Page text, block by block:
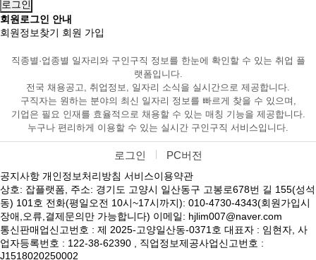
회원로그인 안내
회원정보찾기 회원 가입
직종별·업종별 일자리와 구인구직 정보를 한눈에 확인할 수 있는 취업 플
랫폼입니다.
전국 채용공고, 취업정보, 일자리 소식을 실시간으로 제공합니다.
구직자는 원하는 분야의 최신 일자리 정보를 빠르게 찾을 수 있으며,
기업은 필요 인재를 효율적으로 채용할 수 있는 매칭 기능을 제공합니다.
누구나 편리하게 이용할 수 있는 실시간 구인구직 서비스입니다.
로그인 PC버전
공지사항 개인정보처리방침 서비스이용약관
상호: 잡플랫폼, 주소: 경기도 고양시 일산동구 고봉로678번 길 155(성석
동) 101호 전화(평일오전 10시~17시까지): 010-4730-4343(회원가입시
장애,오류,결제문의만 가능합니다) 이메일: hjlim007@naver.com
통신판매업신고번호 : 제 2025-고양일산동-0371호 대표자 : 임현자, 사
업자등록번호 : 122-38-62390 , 직업정보제공사업신고번호 :
J1518020250002